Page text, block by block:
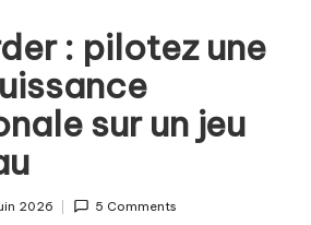
: pilotez une
sur un jeu
2026 5 Comments